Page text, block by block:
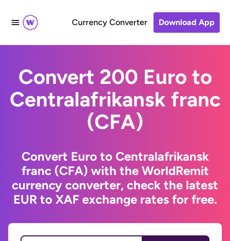
Currency Converter Download App
Convert 200 Euro to
Centralafrikansk franc
(CFA)
Convert Euro to Centralafrikansk
franc (CFA) with the WorldRemit
currency converter, check the latest
EUR to XAF exchange rates for free.